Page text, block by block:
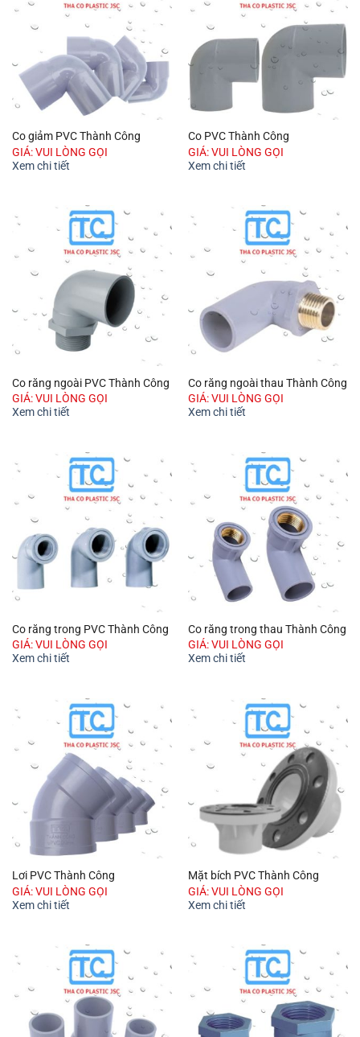
Co giảm PVC Thành Công
GIÁ: VUI LÒNG GỌI
Xem chi tiết
Co PVC Thành Công
GIÁ: VUI LÒNG GỌI
Xem chi tiết
Co răng ngoài PVC Thành Công
GIÁ: VUI LÒNG GỌI
Xem chi tiết
Co răng ngoài thau Thành Công
GIÁ: VUI LÒNG GỌI
Xem chi tiết
Co răng trong PVC Thành Công
GIÁ: VUI LÒNG GỌI
Xem chi tiết
Co răng trong thau Thành Công
GIÁ: VUI LÒNG GỌI
Xem chi tiết
Lơi PVC Thành Công
GIÁ: VUI LÒNG GỌI
Xem chi tiết
Mặt bích PVC Thành Công
GIÁ: VUI LÒNG GỌI
Xem chi tiết